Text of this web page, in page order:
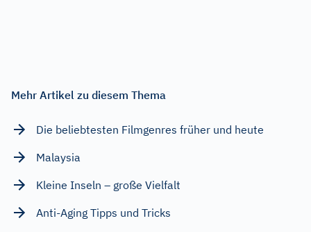
Mehr Artikel zu diesem Thema
Die beliebtesten Filmgenres früher und heute
Malaysia
Kleine Inseln – große Vielfalt
Anti-Aging Tipps und Tricks